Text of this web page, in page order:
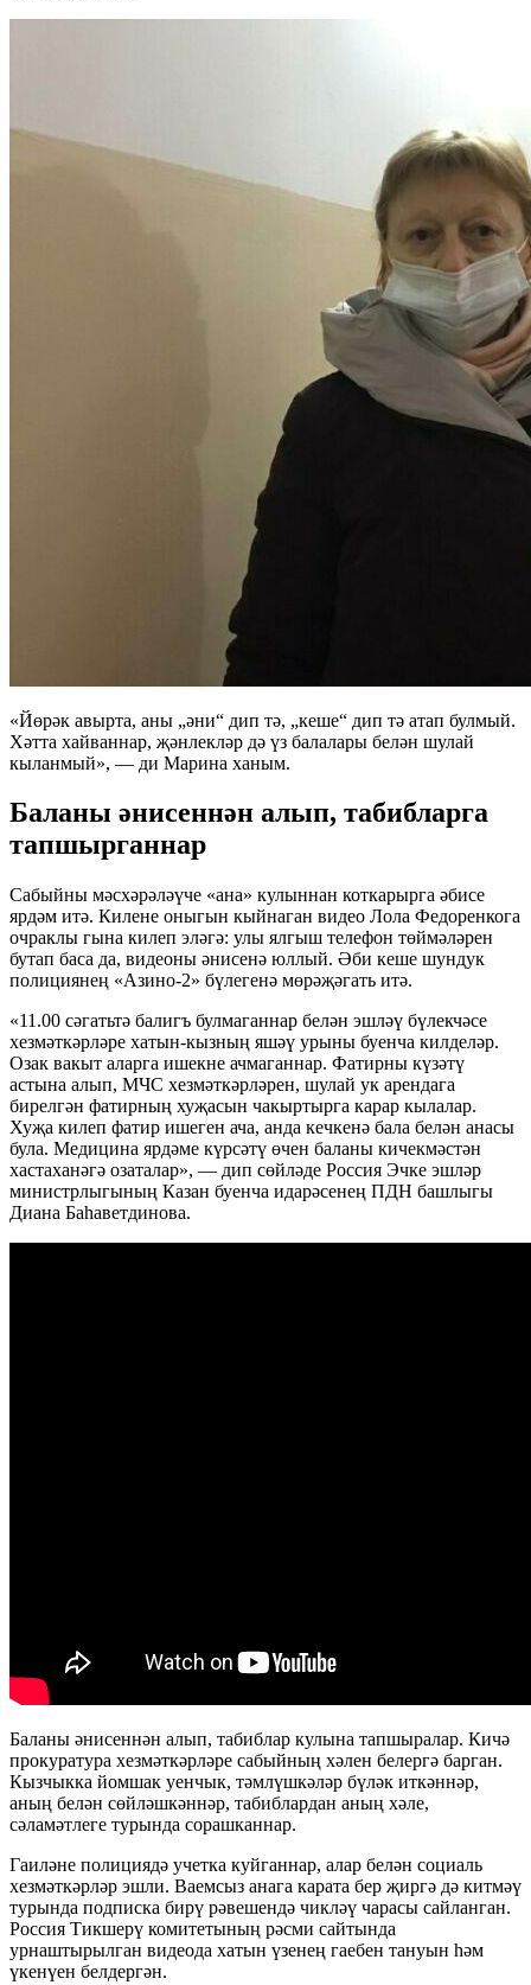
«Йөрәк авырта, аны „әни“ дип тә, „кеше“ дип тә атап булмый.
Хәтта хайваннар, җәнлекләр дә үз балалары белән шулай
кыланмый», — ди Марина ханым.
Баланы әнисеннән алып, табибларга
тапшырганнар
Сабыйны мәсхәрәләүче «ана» кулыннан коткарырга әбисе
ярдәм итә. Килене оныгын кыйнаган видео Лола Федоренкога
очраклы гына килеп эләгә: улы ялгыш телефон төймәләрен
бутап баса да, видеоны әнисенә юллый. Әби кеше шундук
полициянең «Азино-2» бүлегенә мөрәҗәгать итә.
«11.00 сәгатьтә балигъ булмаганнар белән эшләү бүлекчәсе
хезмәткәрләре хатын-кызның яшәү урыны буенча килделәр.
Озак вакыт аларга ишекне ачмаганнар. Фатирны күзәтү
астына алып, МЧС хезмәткәрләрен, шулай ук арендага
бирелгән фатирның хуҗасын чакыртырга карар кылалар.
Хуҗа килеп фатир ишеген ача, анда кечкенә бала белән анасы
була. Медицина ярдәме күрсәтү өчен баланы кичекмәстән
хастаханәгә озаталар», — дип сөйләде Россия Эчке эшләр
министрлыгының Казан буенча идарәсенең ПДН башлыгы
Диана Баһаветдинова.
Баланы әнисеннән алып, табиблар кулына тапшыралар. Кичә
прокуратура хезмәткәрләре сабыйның хәлен белергә барган.
Кызчыкка йомшак уенчык, тәмлүшкәләр бүләк иткәннәр,
аның белән сөйләшкәннәр, табиблардан аның хәле,
сәламәтлеге турында сорашканнар.
Гаиләне полициядә учетка куйганнар, алар белән социаль
хезмәткәрләр эшли. Ваемсыз анага карата бер җиргә дә китмәү
турында подписка бирү рәвешендә чикләү чарасы сайланган.
Россия Тикшерү комитетының рәсми сайтында
урнаштырылган видеода хатын үзенең гаебен тануын һәм
үкенүен белдергән.